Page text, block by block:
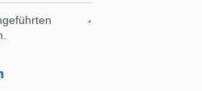
*